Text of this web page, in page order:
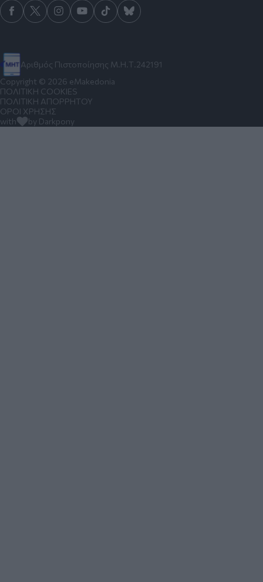
Αριθμός Πιστοποίησης Μ.Η.Τ.242191
Copyright © 2026 eMakedonia
ΠΟΛΙΤΙΚΗ COOKIES
ΠΟΛΙΤΙΚΗ ΑΠΟΡΡΗΤΟΥ
ΟΡΟΙ ΧΡΗΣΗΣ
with
by Darkpony